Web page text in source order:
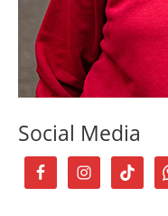
Social Media